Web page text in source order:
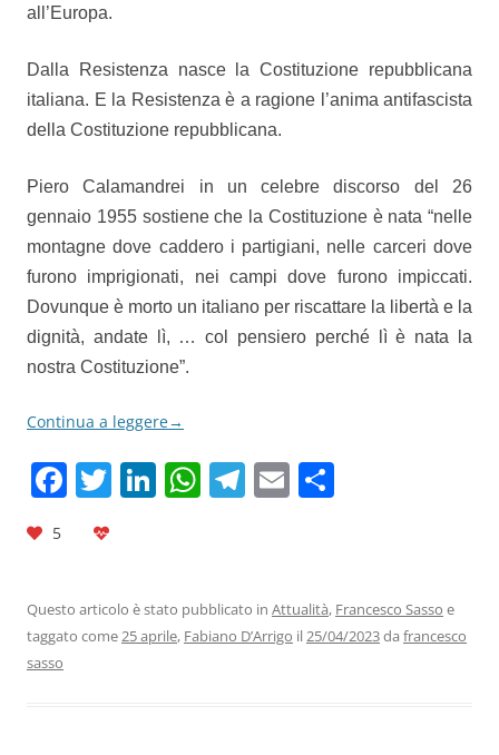
all’Europa.
Dalla Resistenza nasce la Costituzione repubblicana
italiana. E la Resistenza è a ragione l’anima antifascista
della Costituzione repubblicana.
Piero Calamandrei in un celebre discorso del 26
gennaio 1955 sostiene che la Costituzione è nata “nelle
montagne dove caddero i partigiani, nelle carceri dove
furono imprigionati, nei campi dove furono impiccati.
Dovunque è morto un italiano per riscattare la libertà e la
dignità, andate lì, … col pensiero perché lì è nata la
nostra Costituzione”.
Continua a leggere→
F
b
o
T Li
dI
n
W
A
p
T
a
m
E
vi
di
5
Questo articolo è stato pubblicato in Attualità, Francesco Sasso e
taggato come25 aprile, Fabiano D’Arrigo il25/04/2023da francesco
sasso